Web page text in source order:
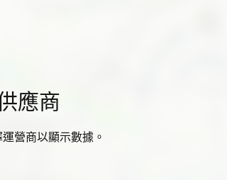
應商
營商以顯示數據。